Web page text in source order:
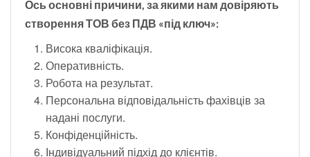
Ось основні причини, за якими нам довіряють
створення ТОВ без ПДВ «під ключ»:
Висока кваліфікація.
Оперативність.
Робота на результат.
Персональна відповідальність фахівців за
надані послуги.
Конфіденційність.
Індивідуальний підхід до клієнтів.